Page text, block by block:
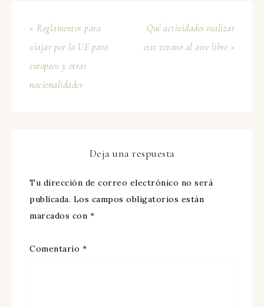
« Reglamentos para
viajar por la UE para
europeos y otras
nacionalidades
Qué actividades realizar
este verano al aire libre »
Deja una respuesta
Tu dirección de correo electrónico no será
publicada. Los campos obligatorios están
marcados con *
Comentario *